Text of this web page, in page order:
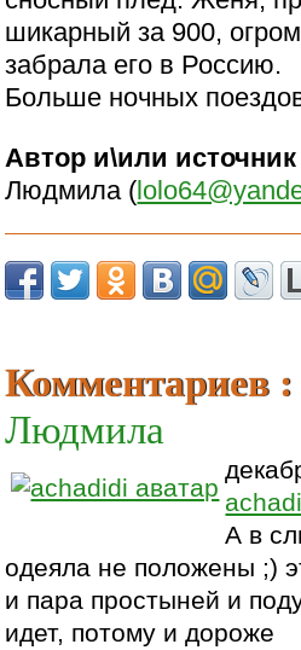
шикарный за 900,
забрала его в Россию.
Больше ночных
Автор и\или
Людмила (
Комментариев :
Людмила
А в
одеяла не положены ;)
и пара простыней и
идет, потому и дороже